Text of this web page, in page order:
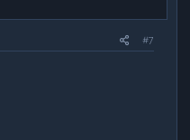
#7